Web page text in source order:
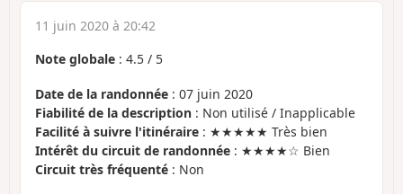
11 juin 2020 à 20:42
Note globale : 4.5 / 5
Date de la randonnée : 07 juin 2020
Fiabilité de la description : Non utilisé / Inapplicable
Facilité à suivre l'itinéraire : ★★★★★ Très bien
Intérêt du circuit de randonnée : ★★★★☆ Bien
Circuit très fréquenté : Non